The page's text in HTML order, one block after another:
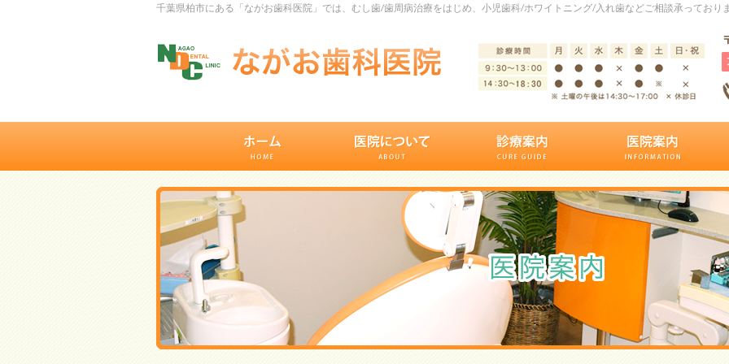
千葉県柏市にある「ながお歯科医院」では、むし歯/歯周病治療をはじめ、小児歯科/ホワイトニング/入れ歯などご相談承っており